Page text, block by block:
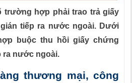
trường hợp phải trao trả giấy
tiếp ra nước ngoài. Dưới
buộc thu hồi giấy chứng
ra nước ngoài.
thương mại, công